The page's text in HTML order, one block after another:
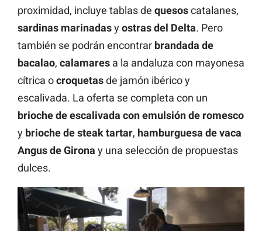
proximidad, incluye tablas de quesoscatalanes,
sardinas marinadasy ostras del Delta. Pero
también se podrán encontrar brandada de
bacalao, calamares a la andaluza con mayonesa
cítrica ocroquetasde jamón ibérico y
escalivada. La oferta se completa con un
brioche de escalivada con emulsión de romesco
y brioche de steak tartar, hamburguesa de vaca
Angus de Girona y una selección de propuestas
dulces.